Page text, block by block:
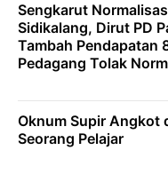
Sengkarut
Sidikalang, Dirut PD
Tambah Pendapatan
Pedagang Tolak
Oknum Supir Angkot
Seorang Pelajar